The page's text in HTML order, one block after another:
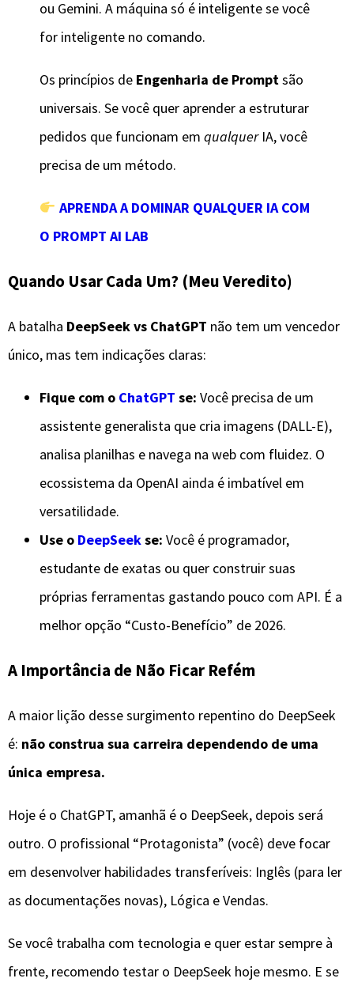
ou Gemini. A máquina só é inteligente se você
for inteligente no comando.
Os princípios de Engenharia de Promptsão
universais. Se você quer aprender a estruturar
pedidos que funcionam em qualquerIA, você
precisa de um método.
APRENDA A DOMINAR QUALQUER IA COM
O PROMPT AI LAB
​Quando Usar Cada Um? (Meu Veredito)
​A batalha DeepSeek vs ChatGPT não tem um vencedor
único, mas tem indicações claras:
Fique com o ChatGPT se: Você precisa de um
assistente generalista que cria imagens (DALL-E),
analisa planilhas e navega na web com fluidez. O
ecossistema da OpenAI ainda é imbatível em
versatilidade.
Use o DeepSeekse: Você é programador,
estudante de exatas ou quer construir suas
próprias ferramentas gastando pouco com API. É a
melhor opção “Custo-Benefício” de 2026.
​A Importância de Não Ficar Refém
​A maior lição desse surgimento repentino do DeepSeek
é: não construa sua carreira dependendo de uma
única empresa.
​Hoje é o ChatGPT, amanhã é o DeepSeek, depois será
outro. O profissional “Protagonista” (você) deve focar
em desenvolver habilidades transferíveis: Inglês (para ler
as documentações novas), Lógica e Vendas.
​Se você trabalha com tecnologia e quer estar sempre à
frente, recomendo testar o DeepSeek hoje mesmo. E se